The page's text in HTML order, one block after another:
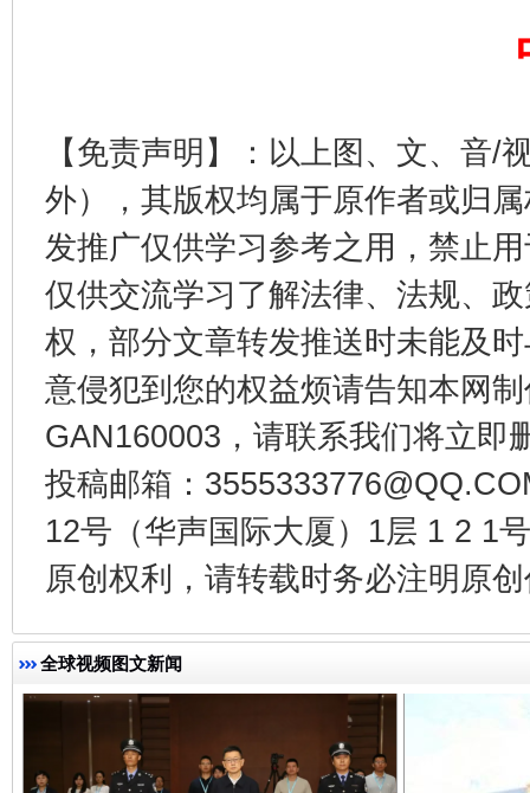
【免责声明】：以上图、文、音/
外），其版权均属于原作者或归
发推广仅供学习参考之用，禁止
仅供交流学习了解法律、法规、
权，部分文章转发推送时未能及
意侵犯到您的权益烦请告知本网
GAN160003，请联系我们将立即
投稿邮箱：
12号（华声国际大厦）1层 1 2 1
原创权利，请转载时务必注明原
全球视频图文新闻
千年窑火 生生不息 一
揭开“小金库”的免责幌子